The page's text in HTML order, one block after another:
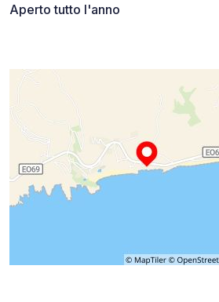
Aperto tutto l'anno